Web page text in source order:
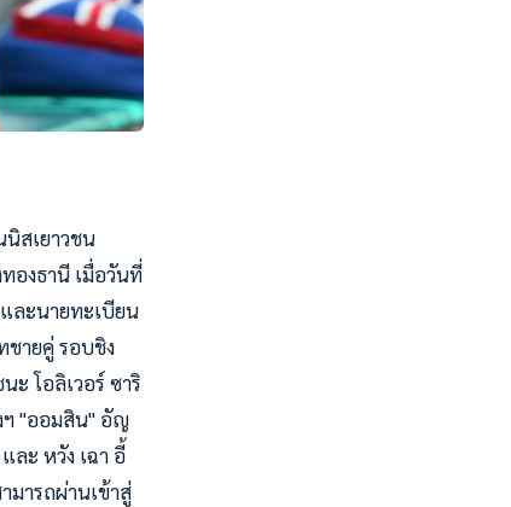
สเยาวชน
องธานี เมื่อวันที่
ละนายทะเบียน
ายคู่ รอบชิง
โอลิเวอร์ ซาริ
ฯ "ออมสิน" อัญ
ละ หวัง เฉา อี้
มารถผ่านเข้าสู่